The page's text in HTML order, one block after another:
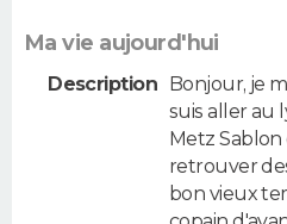
Ma vie aujourd'hui
Description Bonjour, je
suis aller au
Metz Sablon
retrouver
bon vieux